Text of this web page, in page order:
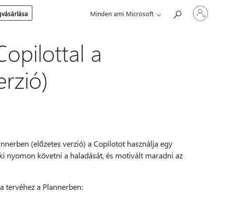
Minden ami Microsoft
Jelentkezzen
be
a
(előzetes verzió) a Copilotot használja egy
nyomon követni a haladását, és motivált maradni az
tervéhez a Plannerben: